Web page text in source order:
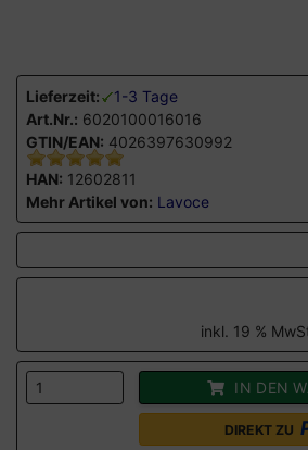
Lieferzeit:
1-3 Tage
Art.Nr.: 6020100016016
GTIN/EAN: 4026397630992
HAN: 12602811
Mehr Artikel von: Lavoce
inkl. 19 %
IN DEN
DIREKT ZU